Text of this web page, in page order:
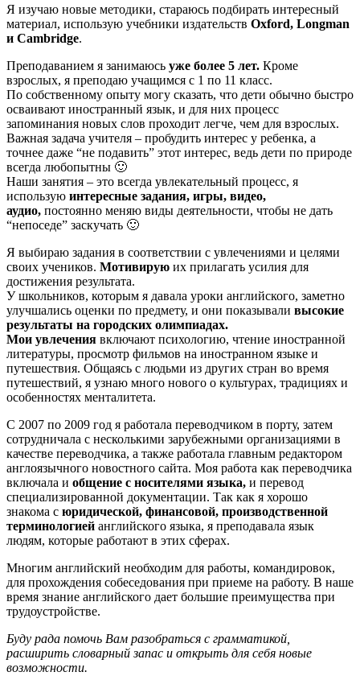
Я изучаю новые методики, стараюсь подбирать интересный
материал, использую учебники издательств Oxford, Longman
и Cambridge.
Преподаванием я занимаюсь уже более 5 лет. Кроме
взрослых, я преподаю учащимся с 1 по 11 класс.
По собственному опыту могу сказать, что дети обычно быстро
осваивают иностранный язык, и для них процесс
запоминания новых слов проходит легче, чем для взрослых.
Важная задача учителя – пробудить интерес у ребенка, а
точнее даже “не подавить” этот интерес, ведь дети по природе
всегда любопытны 🙂
Наши занятия – это всегда увлекательный процесс, я
использую интересные задания, игры, видео,
аудио, постоянно меняю виды деятельности, чтобы не дать
“непоседе” заскучать 🙂
Я выбираю задания в соответствии с увлечениями и целями
своих учеников. Мотивирую их прилагать усилия для
достижения результата.
У школьников, которым я давала уроки английского, заметно
улучшались оценки по предмету, и они показывали высокие
результаты на городских олимпиадах.
Мои увлечения включают психологию, чтение иностранной
литературы, просмотр фильмов на иностранном языке и
путешествия. Общаясь с людьми из других стран во время
путешествий, я узнаю много нового о культурах, традициях и
особенностях менталитета.
С 2007 по 2009 год я работала переводчиком в порту, затем
сотрудничала с несколькими зарубежными организациями в
качестве переводчика, а также работала главным редактором
англоязычного новостного сайта. Моя работа как переводчика
включала и общение с носителями языка, и перевод
специализированной документации. Так как я хорошо
знакома с юридической, финансовой, производственной
терминологией английского языка, я преподавала язык
людям, которые работают в этих сферах.
Многим английский необходим для работы, командировок,
для прохождения собеседования при приеме на работу. В наше
время знание английского дает большие преимущества при
трудоустройстве.
Буду рада помочь Вам разобраться с грамматикой,
расширить словарный запас и открыть для себя новые
возможности.